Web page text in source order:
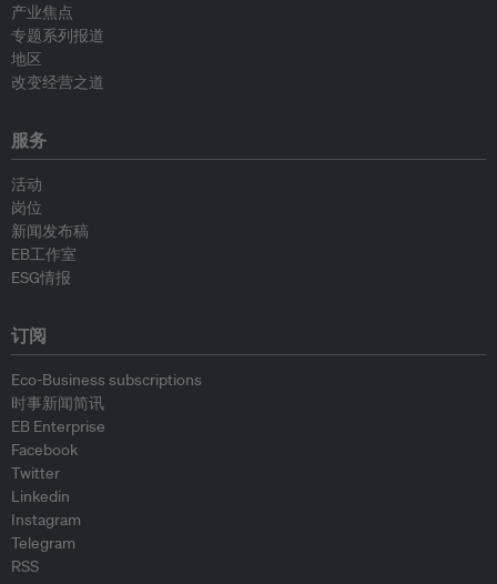
产业焦点
专题系列报道
地区
改变经营之道
服务
活动
岗位
新闻发布稿
EB工作室
ESG情报
订阅
Eco-Business subscriptions
时事新闻简讯
EB Enterprise
Facebook
Twitter
Linkedin
Instagram
Telegram
RSS